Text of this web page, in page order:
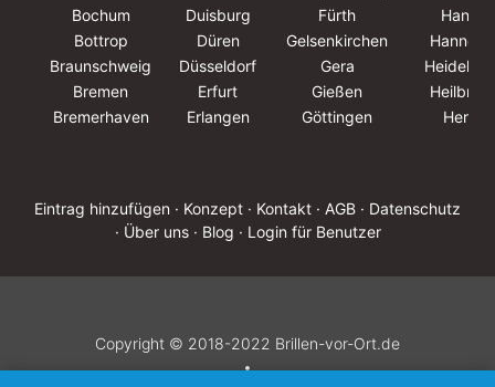
Bochum
Duisburg Fürth
Hanau
Bottrop
Düren Gelsenkirchen
Braunschweig
Düsseldorf Gera
Bremen
Erfurt Gießen
Bremerhaven
Erlangen Göttingen Herne
Eintrag hinzufügen · Konzept · Kontakt · AGB · Datenschutz
· Über uns · Blog · Login für Benutzer
Copyright © 2018-2022 Brillen-vor-Ort.de
•